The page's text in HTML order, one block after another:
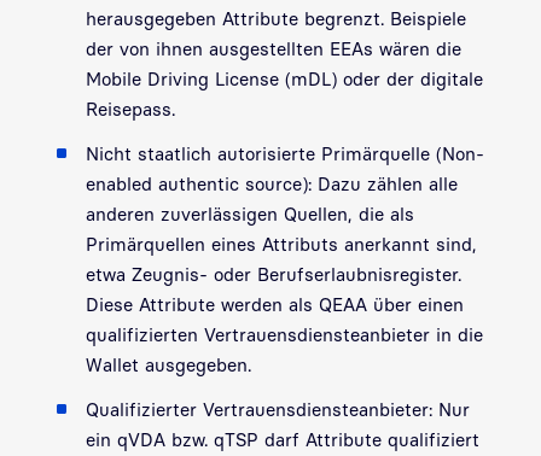
herausgegeben Attribute begrenzt. Beispiele
der von ihnen ausgestellten EEAs wären die
Mobile Driving License (mDL) oder der digitale
Reisepass.
Nicht staatlich autorisierte Primärquelle (Non-
enabled authentic source): Dazu zählen alle
anderen zuverlässigen Quellen, die als
Primärquellen eines Attributs anerkannt sind,
etwa Zeugnis- oder Berufserlaubnisregister.
Diese Attribute werden als QEAA über einen
qualifizierten Vertrauensdiensteanbieter in die
Wallet ausgegeben.
Qualifizierter Vertrauensdiensteanbieter: Nur
ein qVDA bzw. qTSP darf Attribute qualifiziert